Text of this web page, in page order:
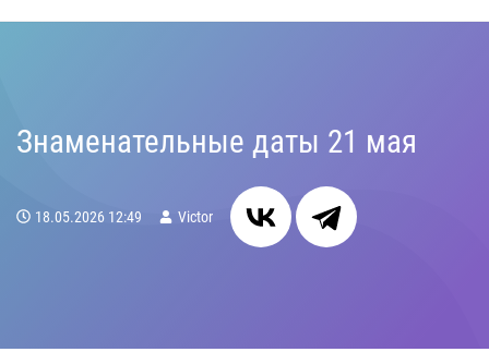
Знаменательные даты 21 мая
18.05.2026 12:49 Victor